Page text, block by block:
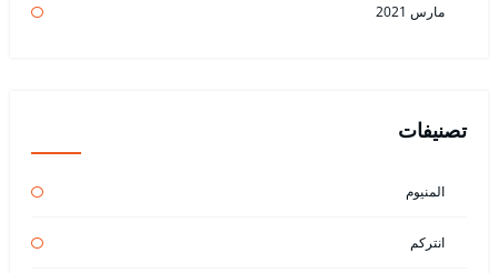
مارس 2021
تصنيفات
المنيوم
انتركم